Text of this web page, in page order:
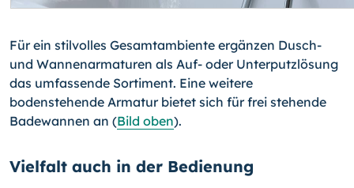
Für ein stilvolles Gesamtambiente ergänzen Dusch-
und Wannenarmaturen als Auf- oder Unterputzlösung
das umfassende Sortiment. Eine weitere
bodenstehende Armatur bietet sich für frei stehende
Badewannen an (Bild oben).
Vielfalt auch in der Bedienung